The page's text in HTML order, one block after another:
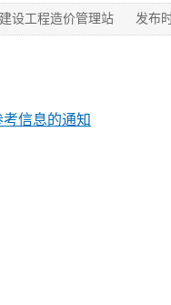
设工程造价管理站 发布
信息的通知